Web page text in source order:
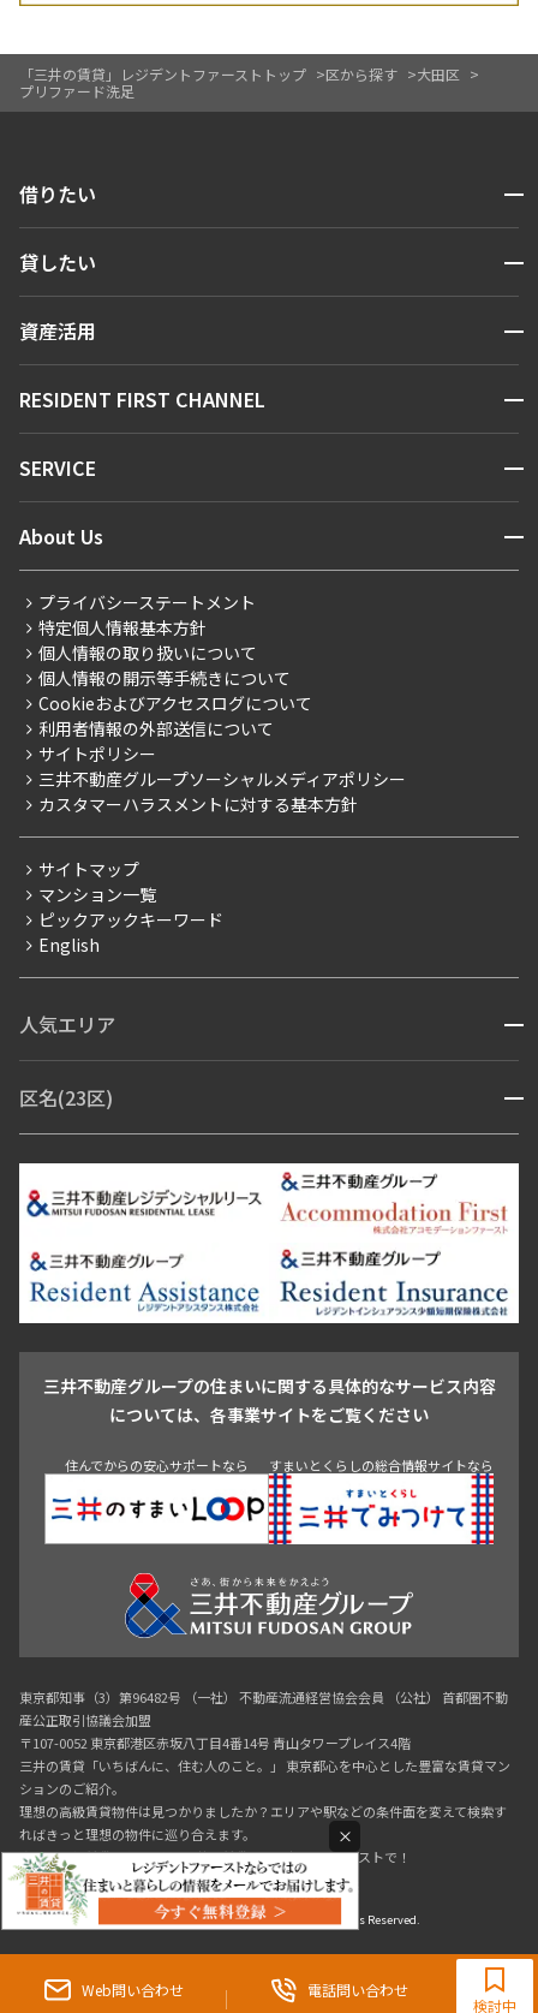
Web問い合わせ 電話問い合わせ
0120-321-719
9:30~18:00（水曜定休）
検討中
「三井の賃貸」レジデントファーストトップ 区から探す
大田区
プリファード洗足
借りたい 開閉
人気エリアから探す
新着情報から探す
新着募集情報
こだわりから探す
こだわり一覧
プレミアムマンション
新築
当社限定（港区・渋谷区）
当社限定（港区・渋谷区以外）
三井不動産企画
賃料改定
フリーレント
ペット可
ブランドマンション
貸したい 開閉
お問い合わせ
資産活用 開閉
お問い合わせ
RESIDENT FIRST CHANNEL 開閉
マンションレポート
住まいのコラム
SERVICE 開閉
会員ページ
ご入居・提携サービス
お部屋探しからご契約まで
よくあるご質問
社宅紹介
【仲介会社様向け】当社仲介事業部取り扱い物件入居申込
About Us 開閉
会社情報
事業案内
採用情報
ニュースリリース
お問い合わせ
プライバシーステートメント
特定個人情報基本方針
個人情報の取り扱いについて
個人情報の開示等手続きについて
Cookieおよびアクセスログについて
利用者情報の外部送信について
サイトポリシー
三井不動産グループソーシャルメディアポリシー
カスタマーハラスメントに対する基本方針
サイトマップ
マンション一覧
ピックアックキーワード
English
人気エリア 開閉
青山・表参道・原宿
市ヶ谷・神楽坂・飯田橋
三田・芝・浜松町
芝浦・汐留・品川
月島・勝どき・豊洲
本郷・春日・小石川
目白・高田馬場・早稲田
池尻大橋・三軒茶屋
祐天寺・学芸大学・自由が丘
駒沢・用賀・二子玉川
成城・砧
池袋・板橋・王子
青山 渋谷 東京・大手町 新宿 品川
目黒・中目黒
区名(23区) 開閉
江東区 台東区 墨田区
中野区
豊島区
杉並区 板橋区 練馬区 荒川区
足立区
葛飾区
江戸川区
三井不動産グループの住まいに関する具体的なサービス内容
については、各事業サイトをご覧ください
住んでからの安心サポートなら すまいとくらしの総合情報サイトなら
東京都知事（3）第96482号 （一社） 不動産流通経営協会会員 （公社） 首都圏不動
産公正取引協議会加盟
〒107-0052 東京都港区赤坂八丁目4番14号 青山タワープレイス4階
三井の賃貸「いちばんに、住む人のこと。」 東京都心を中心とした豊富な賃貸マン
ションのご紹介。
理想の高級賃貸物件は見つかりましたか？エリアや駅などの条件面を変えて検索す
ればきっと理想の物件に巡り合えます。
都心の高級賃貸物件探しは[三井の賃貸]レジデントファーストで！
Copyright © RESIDENT FIRST Co.,Ltd. All Rights Reserved.
×